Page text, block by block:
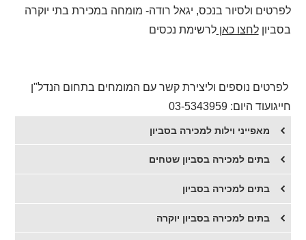
לפרטים ולסיור בנכס, יגאל רודה- מומחה במכירת בתי יוקרה
בסביוןלחצו כאןלרשימת נכסים
לפרטים נוספים וליצירת קשר עם המומחים בתחום הנדל"ן
חייגועוד היום: 03-5343959
מאפייני וילות למכירה בסביון
בתים למכירה בסביון שטחים
בתים למכירה בסביון
​בתים למכירה בסביון יוקרה